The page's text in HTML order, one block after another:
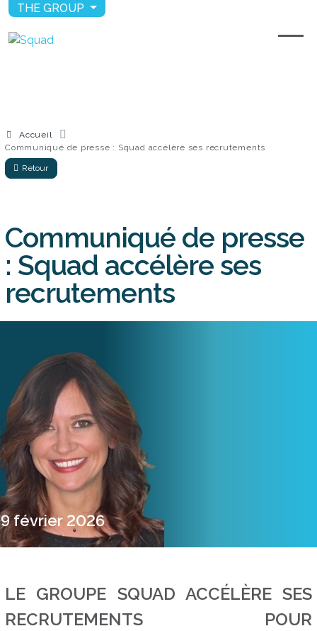
THE GROUP
Accueil
Communiqué de presse : Squad accélère ses recrutements
Retour
Communiqué de presse
: Squad accélère ses
recrutements
9 février 2026
LE GROUPE SQUAD ACCÉLÈRE SES
RECRUTEMENTS POUR